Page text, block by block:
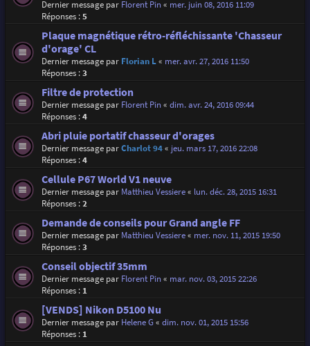
Dernier message par Florent Pin« mer. juin 08, 2016 11:09
Réponses :5
Plaque magnétique rétro-réfléchissante 'Chasseur
d'orage' CL
Dernier message par Florian L« mer. avr. 27, 2016 11:50
Réponses :3
Filtre de protection
Dernier message par Florent Pin« dim. avr. 24, 2016 09:44
Réponses :4
Abri pluie portatif chasseur d'orages
Dernier message parCharlot 94« jeu. mars 17, 2016 22:08
Réponses :4
Cellule P67 World V1 neuve
Dernier message par Matthieu Vessiere« lun. déc. 28, 2015 16:31
Réponses :2
Demande de conseils pour Grand angle FF
Dernier message par Matthieu Vessiere« mer. nov. 11, 2015 19:50
Réponses :3
Conseil objectif 35mm
Dernier message par Florent Pin« mar. nov. 03, 2015 22:26
Réponses : 1
[VENDS] Nikon D5100 Nu
Dernier message par Helene G« dim. nov. 01, 2015 15:56
Réponses : 1